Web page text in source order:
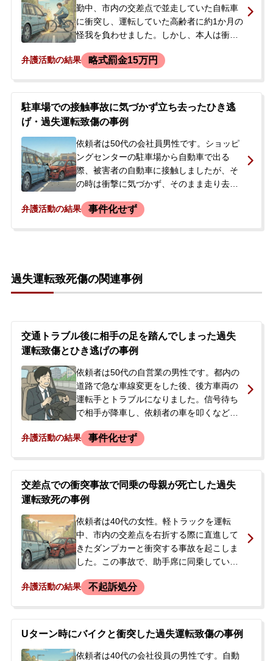
勤中、市内の交差点で並走していた自転車
に衝突し、運転していた高齢者に約1か月の
怪我を負わせました。しかし、本人は衝突
に気づかずにその場を走り去ってしまいま
としたところを警察官に声をかけられ、過
失運転致傷と道路交通法違反（ひき逃げ）
の容疑で逮捕されました。逮捕の知らせを
受けた夫が、前科のつかない不起訴処分を
目指したいと強く希望し、当事務所へ相談
に来られ、即日依頼となりました。
弁護活動の結果 略式罰金15万円
駐車場での接触事故に気づかず立ち去ったひき逃
げ・過失運転致傷の事例
依頼者は50代の会社員男性です。ショッピ
ングセンターの駐車場から自動車で出る
際、被害者の自動車に接触しましたが、そ
の時は衝撃に気づかず、そのまま走り去っ
しを受け、そこで初めて事故を認識しまし
れ起訴されることや、会社に知られてしま
うことを強く懸念し、弁護士に相談しまし
弁護活動の結果 事件化せず
過失運転致死傷の関連事例
交通トラブル後に相手の足を踏んでしまった過失
運転致傷とひき逃げの事例
依頼者は50代の自営業の男性です。都内の
道路で急な車線変更をした後、後方車両の
運転手とトラブルになりました。信号待ち
で相手が降車し、依頼者の車を叩くなどし
際に相手の足を踏んで怪我をさせてしまい
を望んでいませんでしたが、依頼者が直接
電話した際の口論が原因で被害届が提出さ
れ、在宅事件として捜査されることになり
ました。逮捕や刑事処分への不安から、当
事務所へ相談されました。
弁護活動の結果 事件化せず
交差点での衝突事故で同乗の母親が死亡した過失
運転致死の事例
依頼者は40代の女性。軽トラックを運転
中、市内の交差点を右折する際に直進して
きたダンプカーと衝突する事故を起こしま
した。この事故で、助手席に同乗していた
傷を負いました。事故時の信号の色につい
警察の取調べで意図しない内容の調書が作
成されたことに不安を感じ、今後の刑事処
分や、免許取消の通知が来た行政処分につ
弁護活動の結果 不起訴処分
Uターン時にバイクと衝突した過失運転致傷の事例
依頼者は40代の会社役員の男性です。自動